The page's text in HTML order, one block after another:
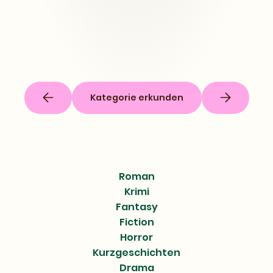
Kategorie erkunden
Roman
Krimi
Fantasy
Fiction
Horror
Kurzgeschichten
Drama